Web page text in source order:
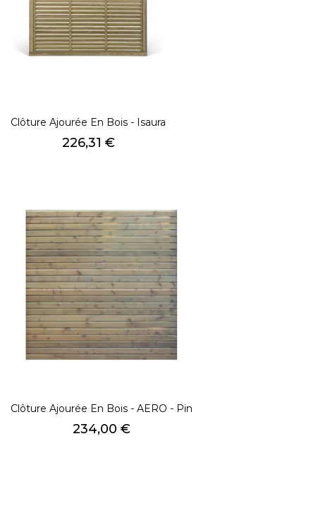
Clôture Ajourée En Bois - Isaura
Prix
226,31 €
Clôture Ajourée En Bois - AERO - Pin
Prix
234,00 €